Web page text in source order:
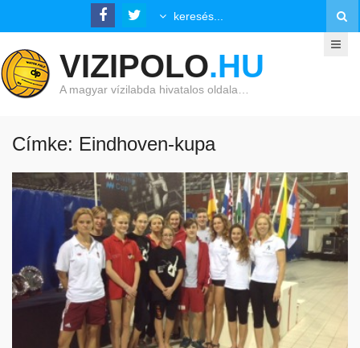
VIZIPOLO.HU
A magyar vízilabda hivatalos oldala…
Címke: Eindhoven-kupa